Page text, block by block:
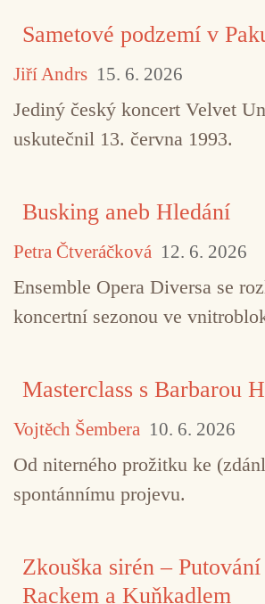
Sametové podzemí v
Jiří Andrs 15. 6. 2026
Jediný český koncert Velvet
uskutečnil 13. června 1993.
Busking aneb Hledání
Petra Čtveráčková 12. 6. 2026
Ensemble Opera Diversa se
koncertní sezonou ve
Masterclass s Barbarou
Vojtěch Šembera 10. 6. 2026
Od niterného prožitku ke
spontánnímu projevu.
Zkouška sirén –
Rackem a Kuňkadlem